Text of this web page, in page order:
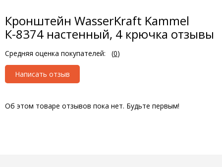
Кронштейн WasserKraft Kammel
К-8374 настенный, 4 крючка отзывы
Средняя оценка покупателей: (0)
Написать отзыв
Об этом товаре отзывов пока нет. Будьте первым!